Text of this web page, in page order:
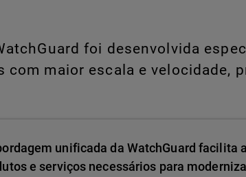
foi desenvolvida
com maior escala e velocidade,
unificada da WatchGuard facilita
e serviços necessários para